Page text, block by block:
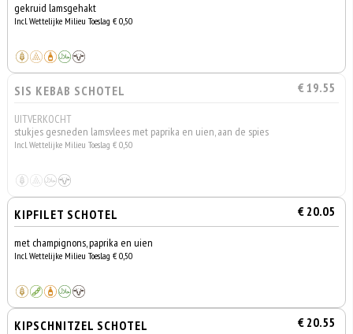
gekruid lamsgehakt
Incl. Wettelijke Milieu Toeslag € 0,50
SIS KEBAB SCHOTEL € 19.55
UITVERKOCHT
stukjes gesneden lamsvlees met paprika en uien, aan de spies
Incl. Wettelijke Milieu Toeslag € 0,50
KIPFILET SCHOTEL € 20.05
met champignons, paprika en uien
Incl. Wettelijke Milieu Toeslag € 0,50
KIPSCHNITZEL SCHOTEL € 20.55